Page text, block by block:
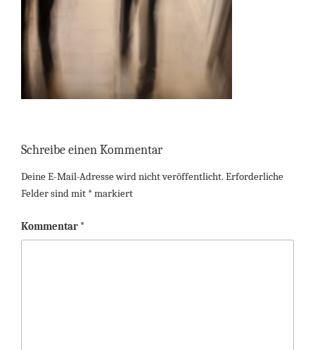
Schreibe einen Kommentar
Deine E-Mail-Adresse wird nicht veröffentlicht.Erforderliche
Felder sind mit *markiert
Kommentar *